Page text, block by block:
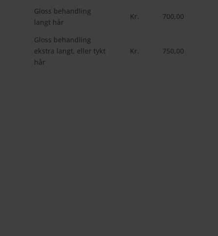
Gloss behandling
langt hår
Kr. 700,00
Gloss behandling
ekstra langt, eller tykt
hår
Kr. 750,00